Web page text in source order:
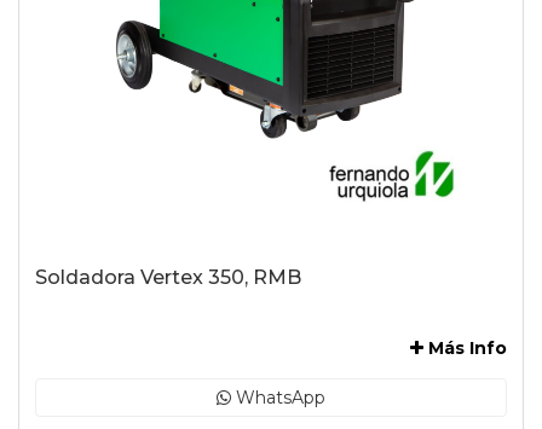
Soldadora Vertex 350, RMB
Más Info
WhatsApp